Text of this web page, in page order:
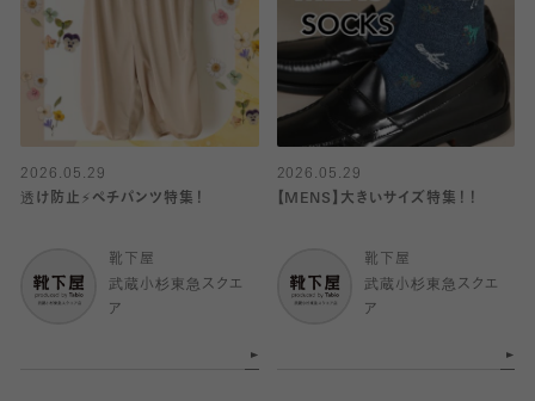
2026.05.29
透け防止⚡️ペチパンツ特集！
靴下屋
武蔵小杉東急スクエ
ア
2026.05.29
【MENS】大きいサイズ特集！！
靴下屋
武蔵小杉東急スクエ
ア